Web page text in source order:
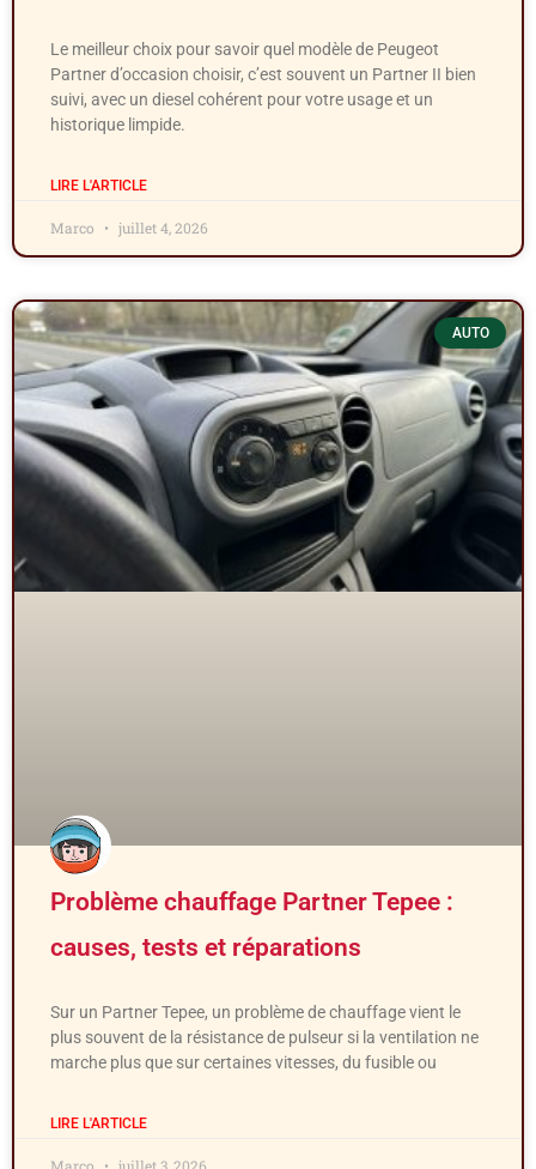
Le meilleur choix pour savoir quel modèle de Peugeot
Partner d’occasion choisir, c’est souvent un Partner II bien
suivi, avec un diesel cohérent pour votre usage et un
historique limpide.
LIRE L'ARTICLE
Marco juillet 4, 2026
AUTO
Problème chauffage Partner Tepee :
causes, tests et réparations
Sur un Partner Tepee, un problème de chauffage vient le
plus souvent de la résistance de pulseur si la ventilation ne
marche plus que sur certaines vitesses, du fusible ou
LIRE L'ARTICLE
Marco juillet 3, 2026